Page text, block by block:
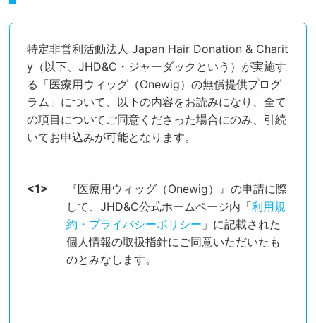
特定非営利活動法人 Japan Hair Donation & Charit
y（以下、JHD&C・ジャーダックという）が実施す
る「医療用ウィッグ（Onewig）の無償提供プログ
ラム」について、以下の内容をお読みになり、全て
の項目についてご同意くださった場合にのみ、引続
いてお申込みが可能となります。
『医療用ウィッグ（Onewig）』の申請に際
して、JHD&C公式ホームページ内「利用規
約・プライバシーポリシー 」に記載された
個人情報の取扱指針にご同意いただいたも
のとみなします。